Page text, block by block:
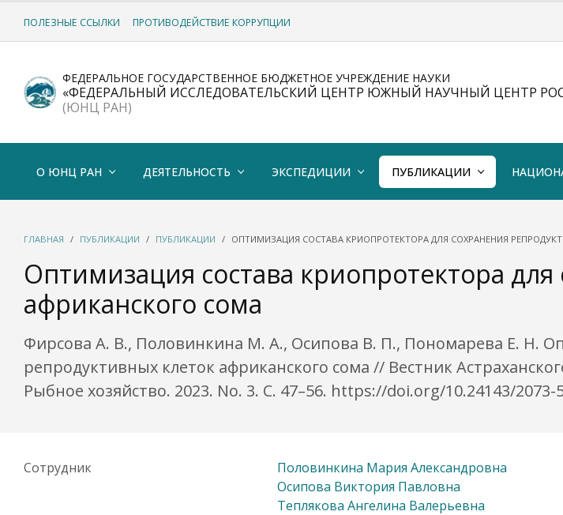
ПОЛЕЗНЫЕ ССЫЛКИ ПРОТИВОДЕЙСТВИЕ КОРРУПЦИИ
ФЕДЕРАЛЬНОЕ ГОСУДАРСТВЕННОЕ БЮДЖЕТНОЕ УЧРЕЖДЕНИЕ НАУКИ
«ФЕДЕРАЛЬНЫЙ ИССЛЕДОВАТЕЛЬСКИЙ ЦЕНТР ЮЖНЫЙ НАУЧНЫЙ ЦЕНТР
(ЮНЦ РАН)
О ЮНЦ РАН ДЕЯТЕЛЬНОСТЬ ЭКСПЕДИЦИИ ПУБЛИКАЦИИ
ГЛАВНАЯ ПУБЛИКАЦИИ ПУБЛИКАЦИИ ОПТИМИЗАЦИЯ СОСТАВА КРИОПРОТЕКТОРА ДЛЯ СОХРАНЕНИЯ
Оптимизация состава криопротектора
африканского сома
Фирсова А. В., Половинкина М. А., Осипова В. П., Пономарева Е. Н.
репродуктивных клеток африканского сома // Вестник
Рыбное хозяйство. 2023. No. 3. С. 47–56. https://doi.org/10.24143/2073-
Сотрудник
Половинкина Мария Александровна
Осипова Виктория Павловна
Теплякова Ангелина Валерьевна